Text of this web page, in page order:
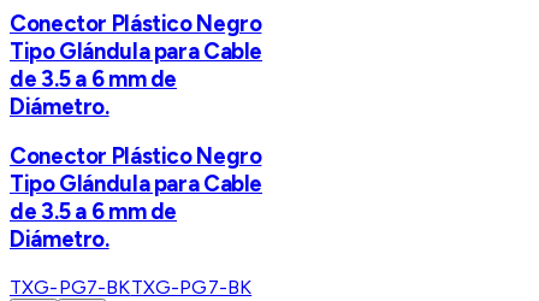
Conector Plástico Negro
Tipo Glándula para Cable
de 3.5 a 6 mm de
Diámetro.
Conector Plástico Negro
Tipo Glándula para Cable
de 3.5 a 6 mm de
Diámetro.
TXG-PG7-BKTXG-PG7-BK